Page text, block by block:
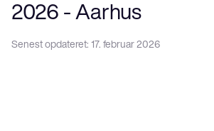
2026 - Aarhus
Senest opdateret: 17. februar 2026